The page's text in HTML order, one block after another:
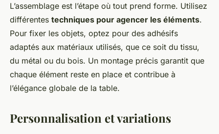
L’assemblage est l’étape où tout prend forme. Utilisez
différentes techniques pour agencer les éléments.
Pour fixer les objets, optez pour des adhésifs
adaptés aux matériaux utilisés, que ce soit du tissu,
du métal ou du bois. Un montage précis garantit que
chaque élément reste en place et contribue à
l’élégance globale de la table.
Personnalisation et variations